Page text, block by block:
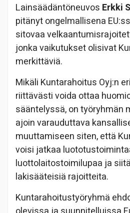
Lainsäädäntöneuvos Erkki
pitänyt ongelmallisena
sitovaa
jonka vaikutukset olisivat
merkittäviä.
Mikäli Kuntarahoitus Oyj:n
riittävästi voida ottaa
sääntelyssä, on työryhmän
ajoin varauduttava
muuttamiseen siten, että
voisi jatkaa
luottolaitostoimilupaa ja
lakisääteisiä rajoitteita.
Kuntarahoitustyöryhmä